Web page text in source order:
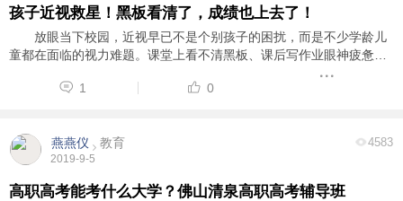
孩子近视救星！黑板看清了，成绩也上去了！
放眼当下校园，近视早已不是个别孩子的困扰，而是不少学龄儿
童都在面临的视力难题。课堂上看不清黑板、课后写作业眼神疲惫、
学习效率大打折扣，这些细节几乎戳中了万千家长的焦虑点。很多家
长试过各种方法，却往往忽略了用眼过程中最 ...
1 0
燕燕仪 教育
2019-9-5
4583
高职高考能考什么大学？佛山清泉高职高考辅导班